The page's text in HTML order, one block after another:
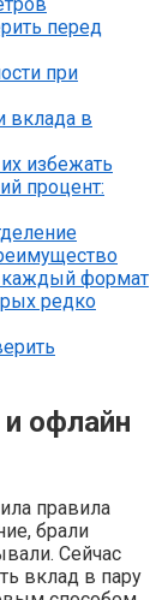
перед
при
вклада в
избежать
процент:
каждый формат
редко
офлайн
правила
брали
Сейчас
вклад в пару